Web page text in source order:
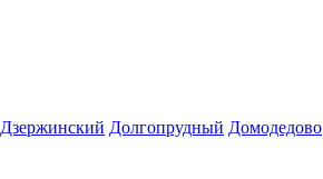
Дзержинский Долгопрудный Домодедово